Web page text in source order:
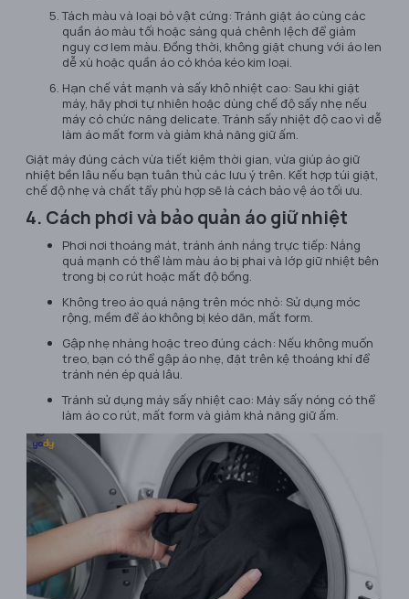
Tách màu và loại bỏ vật cứng: Tránh giặt áo cùng các
quần áo màu tối hoặc sáng quá chênh lệch để giảm
nguy cơ lem màu. Đồng thời, không giặt chung với áo len
dễ xù hoặc quần áo có khóa kéo kim loại.
Hạn chế vắt mạnh và sấy khô nhiệt cao: Sau khi giặt
máy, hãy phơi tự nhiên hoặc dùng chế độ sấy nhẹ nếu
máy có chức năng delicate. Tránh sấy nhiệt độ cao vì dễ
làm áo mất form và giảm khả năng giữ ấm.
Giặt máy đúng cách vừa tiết kiệm thời gian, vừa giúp áo giữ
nhiệt bền lâu nếu bạn tuân thủ các lưu ý trên. Kết hợp túi giặt,
chế độ nhẹ và chất tẩy phù hợp sẽ là cách bảo vệ áo tối ưu.
4. Cách phơi và bảo quản áo giữ nhiệt
Phơi nơi thoáng mát, tránh ánh nắng trực tiếp: Nắng
quá mạnh có thể làm màu áo bị phai và lớp giữ nhiệt bên
trong bị co rút hoặc mất độ bồng.
Không treo áo quá nặng trên móc nhỏ: Sử dụng móc
rộng, mềm để áo không bị kéo dãn, mất form.
Gập nhẹ nhàng hoặc treo đúng cách: Nếu không muốn
treo, bạn có thể gập áo nhẹ, đặt trên kệ thoáng khí để
tránh nén ép quá lâu.
Tránh sử dụng máy sấy nhiệt cao: Máy sấy nóng có thể
làm áo co rút, mất form và giảm khả năng giữ ấm.